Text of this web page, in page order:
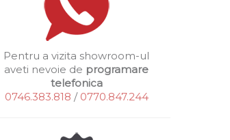
Pentru a vizita showroom-ul
aveti nevoie de programare
telefonica
0746.383.818 / 0770.847.244